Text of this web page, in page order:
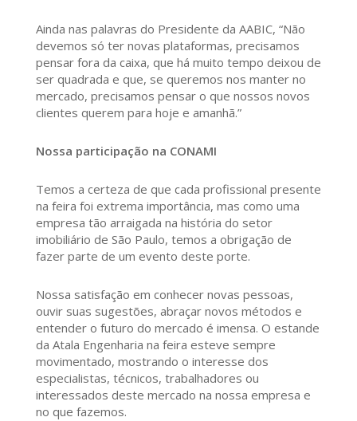
Ainda nas palavras do Presidente da AABIC, “Não
devemos só ter novas plataformas, precisamos
pensar fora da caixa, que há muito tempo deixou de
ser quadrada e que, se queremos nos manter no
mercado, precisamos pensar o que nossos novos
clientes querem para hoje e amanhã.”
Nossa participação na CONAMI
Temos a certeza de que cada profissional presente
na feira foi extrema importância, mas como uma
empresa tão arraigada na história do setor
imobiliário de São Paulo, temos a obrigação de
fazer parte de um evento deste porte.
Nossa satisfação em conhecer novas pessoas,
ouvir suas sugestões, abraçar novos métodos e
entender o futuro do mercado é imensa. O estande
da Atala Engenharia na feira esteve sempre
movimentado, mostrando o interesse dos
especialistas, técnicos, trabalhadores ou
interessados deste mercado na nossa empresa e
no que fazemos.